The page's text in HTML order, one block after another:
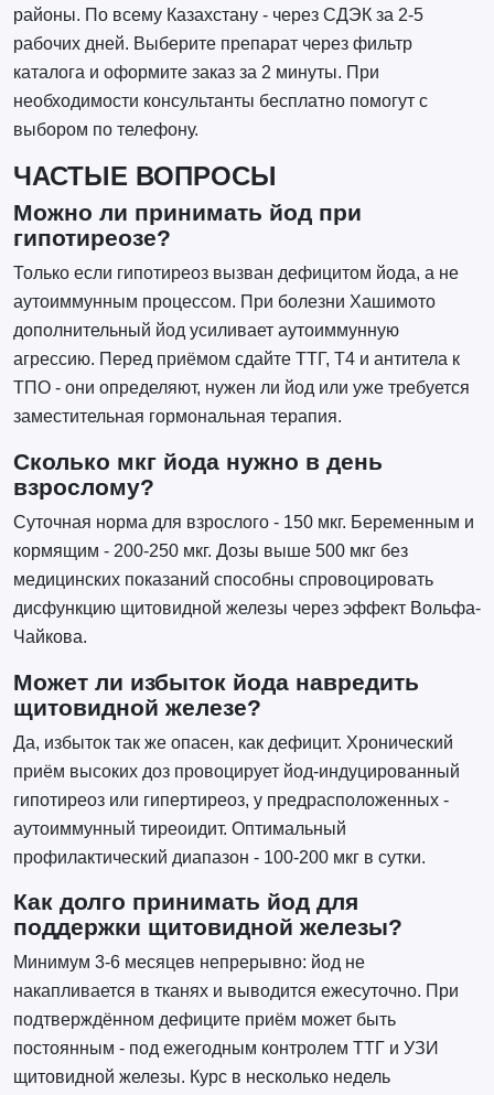
районы. По всему Казахстану - через СДЭК за 2-5
рабочих дней. Выберите препарат через фильтр
каталога и оформите заказ за 2 минуты. При
необходимости консультанты бесплатно помогут с
выбором по телефону.
ЧАСТЫЕ ВОПРОСЫ
Можно ли принимать йод при
гипотиреозе?
Только если гипотиреоз вызван дефицитом йода, а не
аутоиммунным процессом. При болезни Хашимото
дополнительный йод усиливает аутоиммунную
агрессию. Перед приёмом сдайте ТТГ, Т4 и антитела к
ТПО - они определяют, нужен ли йод или уже требуется
заместительная гормональная терапия.
Сколько мкг йода нужно в день
взрослому?
Суточная норма для взрослого - 150 мкг. Беременным и
кормящим - 200-250 мкг. Дозы выше 500 мкг без
медицинских показаний способны спровоцировать
дисфункцию щитовидной железы через эффект Вольфа-
Чайкова.
Может ли избыток йода навредить
щитовидной железе?
Да, избыток так же опасен, как дефицит. Хронический
приём высоких доз провоцирует йод-индуцированный
гипотиреоз или гипертиреоз, у предрасположенных -
аутоиммунный тиреоидит. Оптимальный
профилактический диапазон - 100-200 мкг в сутки.
Как долго принимать йод для
поддержки щитовидной железы?
Минимум 3-6 месяцев непрерывно: йод не
накапливается в тканях и выводится ежесуточно. При
подтверждённом дефиците приём может быть
постоянным - под ежегодным контролем ТТГ и УЗИ
щитовидной железы. Курс в несколько недель